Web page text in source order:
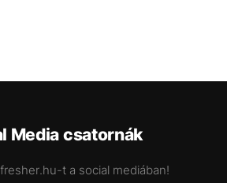
Media csatornák
t a social mediában!